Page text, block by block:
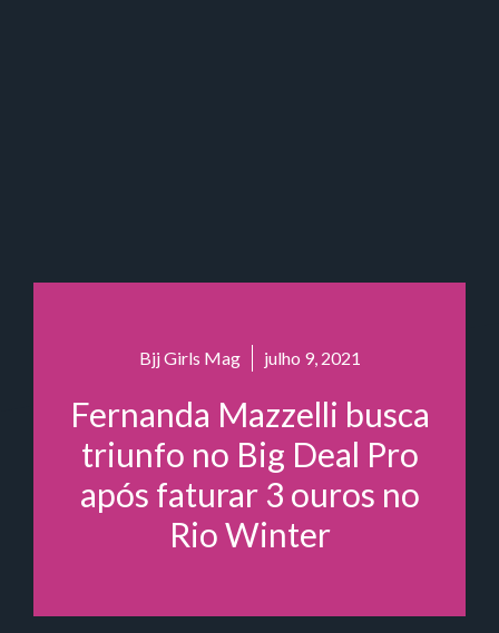
Bjj Girls Mag julho 9, 2021
Fernanda Mazzelli busca
triunfo no Big Deal Pro
após faturar 3 ouros no
Rio Winter